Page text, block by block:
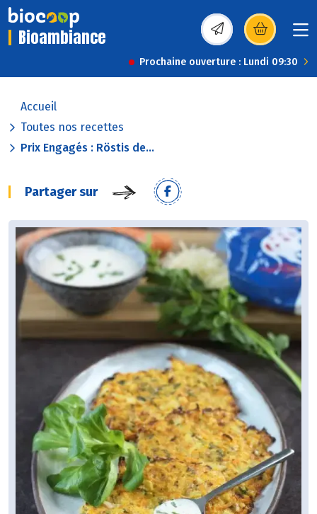
Bioambiance (s’ouvre dans une
Prochaine ouverture : Lundi 09:30
Accueil
Toutes nos recettes
Prix Engagés : Röstis de...
Partager sur